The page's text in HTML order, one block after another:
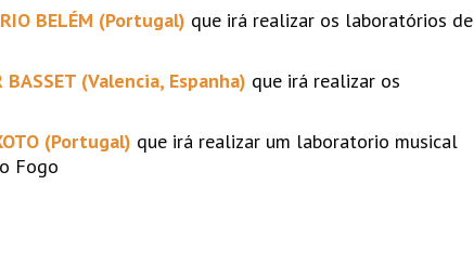
BELÉM (Portugal) que irá realizar os laboratórios de
BASSET (Valencia, Espanha) que irá realizar os
(Portugal) que irá realizar um laboratorio musical
Fogo